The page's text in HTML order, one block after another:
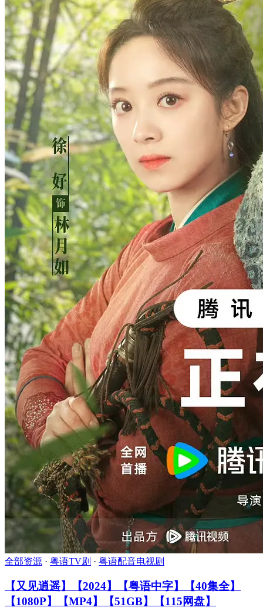
全部资源 · 粤语TV剧 · 粤语配音电视剧
【又见逍遥】【2024】【粤语中字】【40集全】
【1080P】【MP4】【51GB】【115网盘】